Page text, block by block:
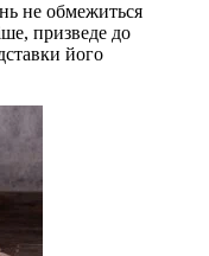
не обмежиться
призведе до
його